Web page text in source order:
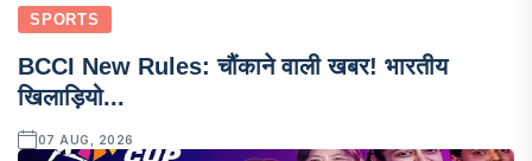
SPORTS
BCCI New Rules: चौंकाने वाली खबर! भारतीय
खिलाड़ियो...
07 AUG, 2026